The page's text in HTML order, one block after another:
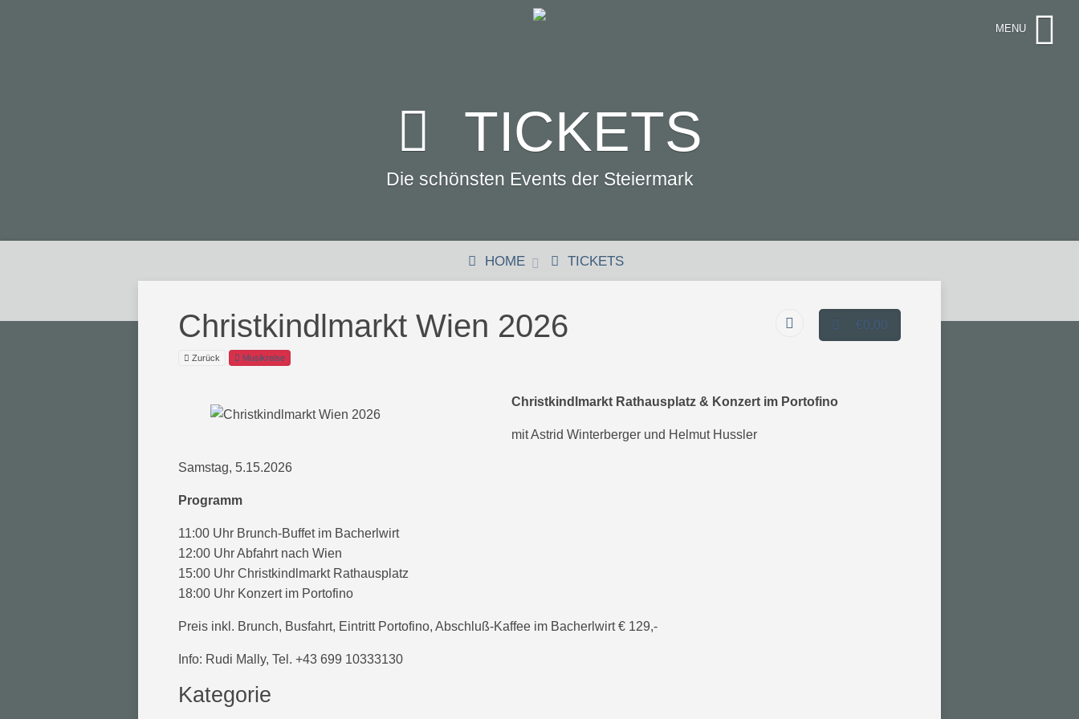
TICKETS
Die schönsten Events der Steiermark
HOME TICKETS
€0.00
Christkindlmarkt Wien 2026
Zurück Musikreise
Christkindlmarkt Rathausplatz & Konzert im Portofino
mit Astrid Winterberger und Helmut Hussler
Samstag, 5.15.2026
Programm
11:00 Uhr Brunch-Buffet im Bacherlwirt
12:00 Uhr Abfahrt nach Wien
15:00 Uhr Christkindlmarkt Rathausplatz
18:00 Uhr Konzert im Portofino
Preis inkl. Brunch, Busfahrt, Eintritt Portofino, Abschluß-Kaffee im Bacherlwirt € 129,-
Info: Rudi Mally, Tel. +43 699 10333130
Kategorie